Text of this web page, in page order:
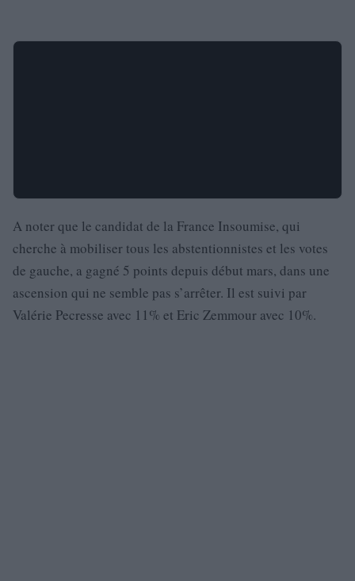
A noter que le candidat de la France Insoumise, qui
cherche à mobiliser tous les abstentionnistes et les votes
de gauche, a gagné 5 points depuis début mars, dans une
ascension qui ne semble pas s’arrêter. Il est suivi par
Valérie Pecresse avec 11% et Eric Zemmour avec 10%.